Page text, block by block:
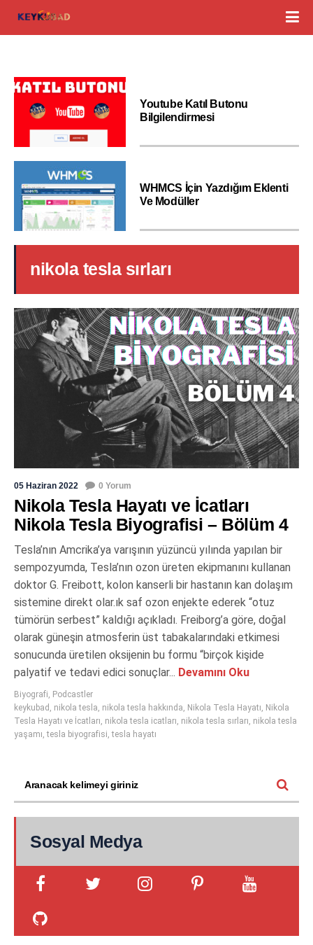
Youtube Katıl Butonu
Bilgilendirmesi
WHMCS İçin Yazdığım Eklenti
Ve Modüller
nikola tesla sırları
05 Haziran 2022 0 Yorum
Nikola Tesla Hayatı ve İcatları
Nikola Tesla Biyografisi – Bölüm 4
Tesla’nın Amcrika’ya varışının yüzüncü yılında yapılan bir
sempozyumda, Tesla’nın ozon üreten ekipmanını kullanan
doktor G. Freibott, kolon kanserli bir hastanın kan dolaşım
sistemine direkt olar.ık saf ozon enjekte ederek “otuz
tümörün serbest” kaldığı açıkladı. Freiborg’a göre, doğal
olarak güneşin atmosferin üst tabakalarındaki etkimesi
sonucunda üretilen oksijenin bu formu “birçok kişide
palyatif ve tedavi edici sonuçlar... Devamını Oku
Biyografi, Podcastler
keykubad , nikola tesla, nikola tesla hakkında, Nikola Tesla Hayatı, Nikola
Tesla Hayatı ve İcatları, nikola tesla icatları, nikola tesla sırları, nikola tesla
yaşamı,tesla biyografisi,tesla hayatı
Sosyal Medya